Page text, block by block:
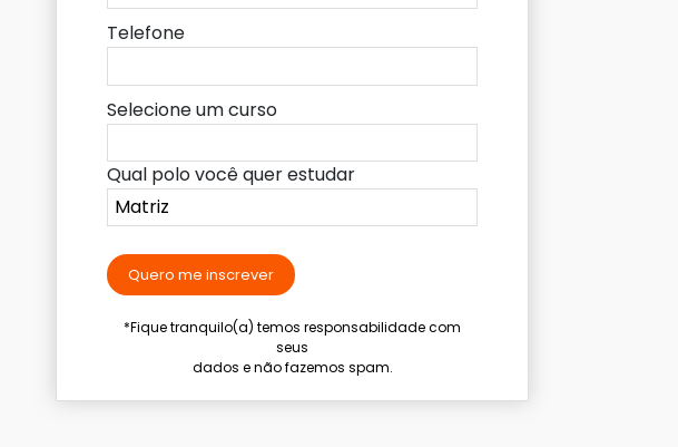
Telefone
Selecione um curso
Qual polo você quer estudar
Quero me inscrever
*Fique tranquilo(a) temos responsabilidade com
seus
dados e não fazemos spam.